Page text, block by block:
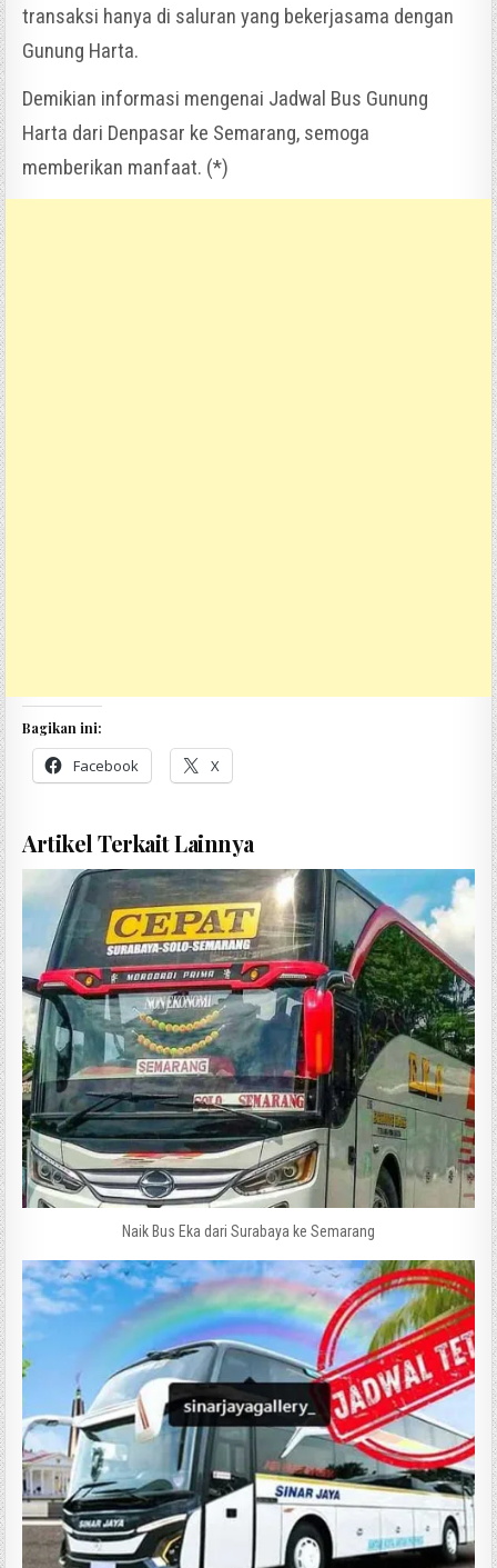
transaksi hanya di saluran yang bekerjasama dengan
Gunung Harta.
Demikian informasi mengenai Jadwal Bus Gunung
Harta dari Denpasar ke Semarang, semoga
memberikan manfaat. (*)
Bagikan ini:
Facebook X
Artikel Terkait Lainnya
Naik Bus Eka dari Surabaya ke Semarang